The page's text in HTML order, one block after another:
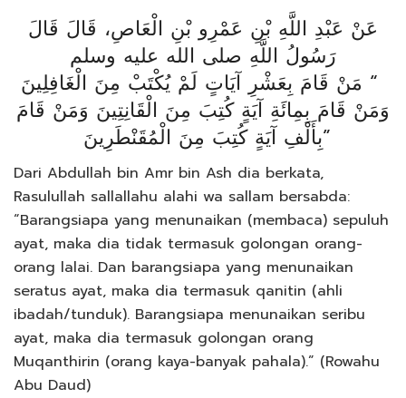
عَنْ عَبْدِ اللَّهِ بْنِ عَمْرِو بْنِ الْعَاصِ، قَالَ قَالَ
رَسُولُ اللَّهِ صلى الله عليه وسلم
‏ “‏ مَنْ قَامَ بِعَشْرِ آيَاتٍ لَمْ يُكْتَبْ مِنَ الْغَافِلِينَ
وَمَنْ قَامَ بِمِائَةِ آيَةٍ كُتِبَ مِنَ الْقَانِتِينَ وَمَنْ قَامَ
بِأَلْفِ آيَةٍ كُتِبَ مِنَ الْمُقَنْطَرِينَ ‏”
Dari Abdullah bin Amr bin Ash dia berkata,
Rasulullah sallallahu alahi wa sallam bersabda:
“Barangsiapa yang menunaikan (membaca) sepuluh
ayat, maka dia tidak termasuk golongan orang-
orang lalai. Dan barangsiapa yang menunaikan
seratus ayat, maka dia termasuk qanitin (ahli
ibadah/tunduk). Barangsiapa menunaikan seribu
ayat, maka dia termasuk golongan orang
Muqanthirin (orang kaya-banyak pahala).” (Rowahu
Abu Daud)